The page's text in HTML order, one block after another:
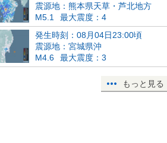
震源地：熊本県天草・芦北地方
M5.1
最大震度：4
発生時刻：08月04日23:00頃
震源地：宮城県沖
M4.6
最大震度：3
もっと見る